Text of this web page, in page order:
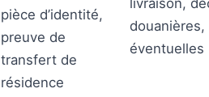
pièce d’identité,
preuve de
transfert de
résidence
livraison,
éventuelles